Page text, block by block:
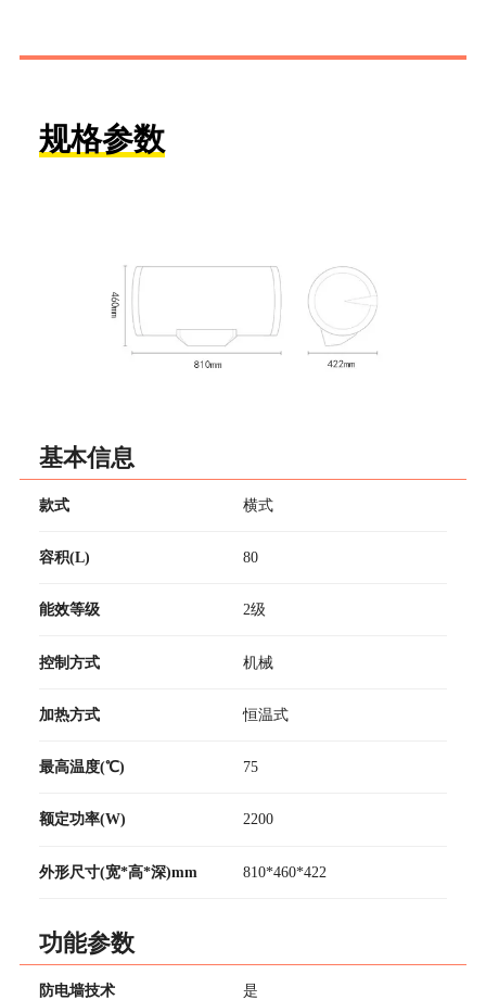
规格参数
基本信息
款式 横式
容积(L) 80
能效等级 2级
控制方式 机械
加热方式 恒温式
最高温度(℃) 75
额定功率(W) 2200
外形尺寸(宽*高*深)mm 810*460*422
功能参数
防电墙技术 是